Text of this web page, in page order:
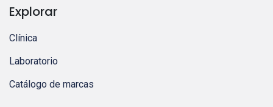
Explorar
Clínica
Laboratorio
Catálogo de marcas